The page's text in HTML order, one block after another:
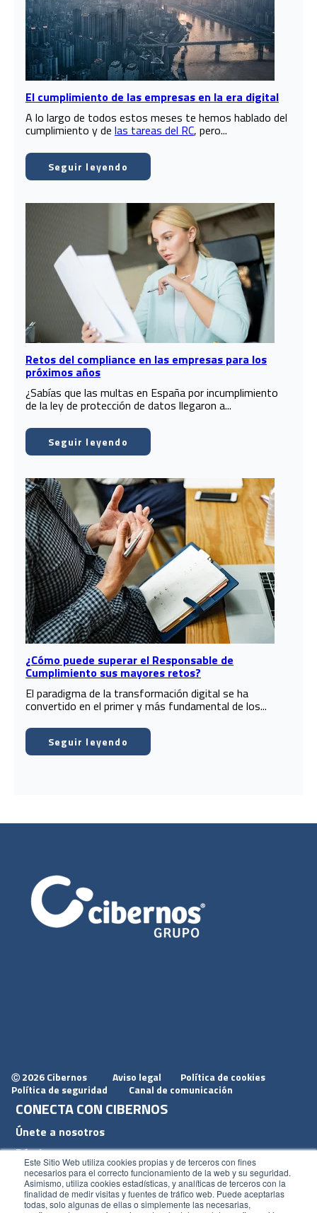
Este Sitio Web utiliza cookies propias y de terceros con fines
necesarios para el correcto funcionamiento de la web y su seguridad.
Asimismo, utiliza cookies estadísticas, y analíticas de terceros con la
finalidad de medir visitas y fuentes de tráfico web. Puede aceptarlas
todas, solo algunas de ellas o simplemente las necesarias,
El cumplimiento de las empresas en la era digital
A lo largo de todos estos meses te hemos hablado del
cumplimiento y de las tareas del RC, pero...
Seguir leyendo
Retos del compliance en las empresas para los
próximos años
¿Sabías que las multas en España por incumplimiento
de la ley de protección de datos llegaron a...
Seguir leyendo
¿Cómo puede superar el Responsable de
Cumplimiento sus mayores retos?
El paradigma de la transformación digital se ha
convertido en el primer y más fundamental de los...
Seguir leyendo
Ⓒ 2026 Cibernos Aviso legal
Política de cookies
Política de seguridad
Canal de comunicación
CONECTA CON CIBERNOS
Únete a nosotros
Dónde estamos
Conoce nuestro blog